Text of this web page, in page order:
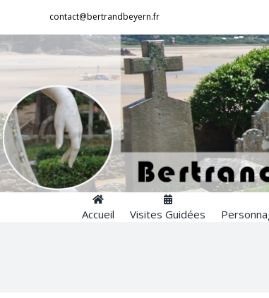
contenu
contact@bertrandbeyern.fr
Accueil Visites Guidées